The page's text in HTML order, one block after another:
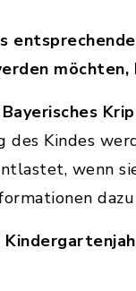
möchten,
Bayerisches
des Kindes
wenn